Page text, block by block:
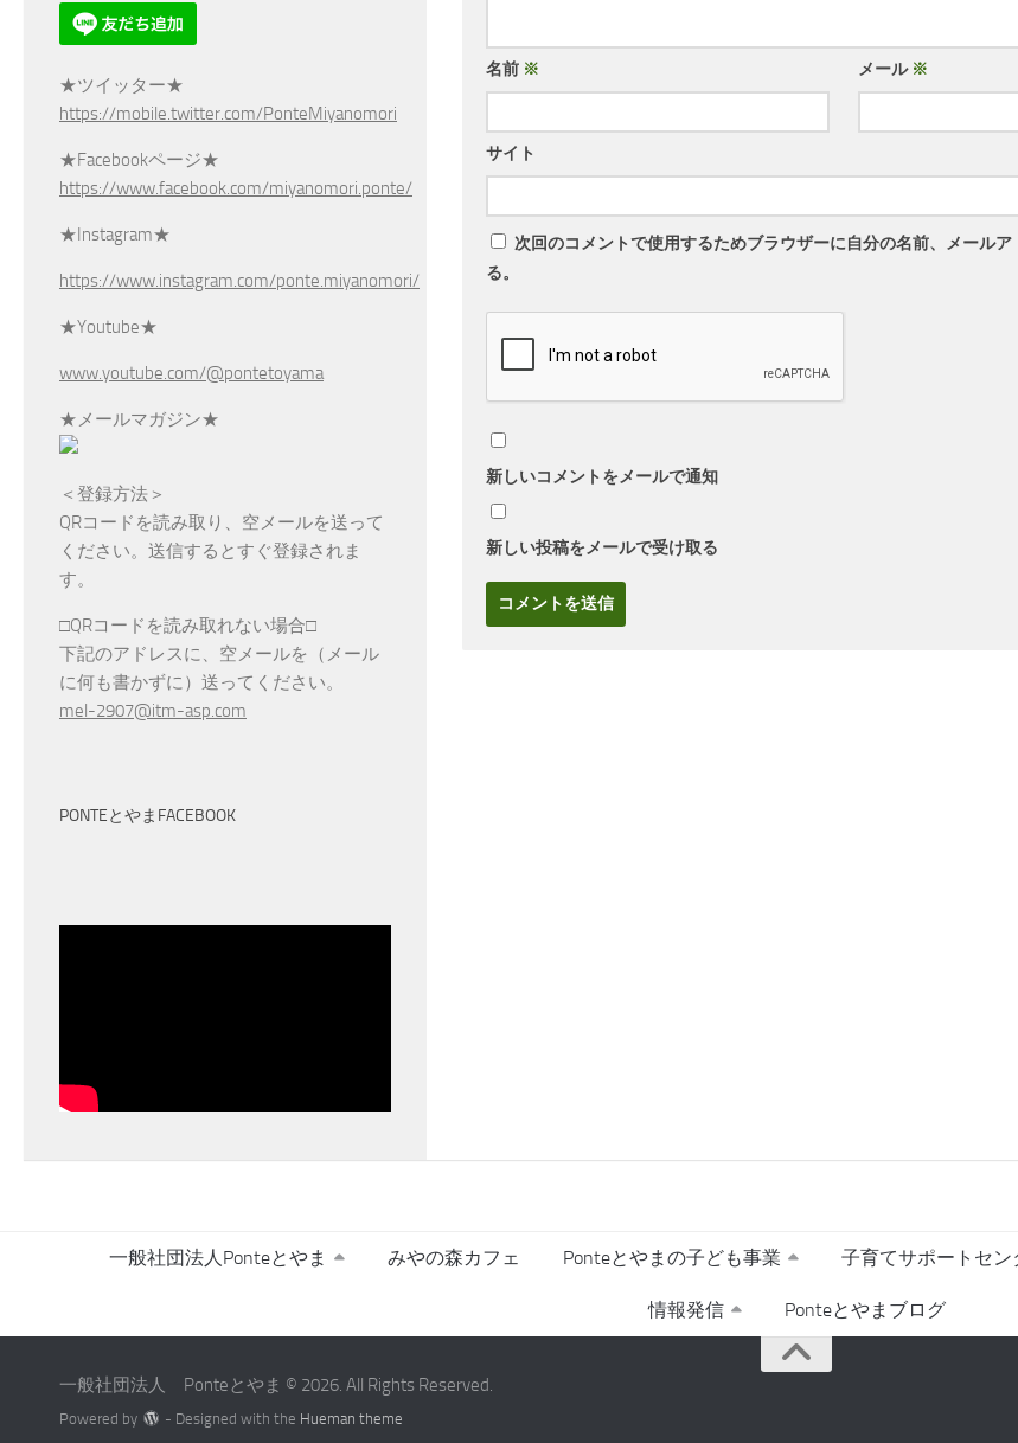
名前 ※ メール ※
サイト
次回のコメントで使用するためブラウザーに自分の名前、メール
る。
新しいコメントをメールで通知
新しい投稿をメールで受け取る
★ツイッター★
https://mobile.twitter.com/PonteMiyanomori
★Facebookページ★
https://www.facebook.com/miyanomori.ponte/
★Instagram★
https://www.instagram.com/ponte.miyanomori/
★Youtube★
www.youtube.com/@pontetoyama
★メールマガジン★
＜登録方法＞
QRコードを読み取り、空メールを送って
ください。送信するとすぐ登録されま
す。
□QRコードを読み取れない場合□
下記のアドレスに、空メールを（メール
に何も書かずに）送ってください。
mel-2907@itm-asp.com
PONTEとやまFACEBOOK
一般社団法人Ponteとやま みやの森カフェ Ponteとやまの子ども事業 子育てサポートセン
情報発信 Ponteとやまブログ
一般社団法人 Ponteとやま © 2026. All Rights Reserved.
Powered by - Designed with the Hueman theme